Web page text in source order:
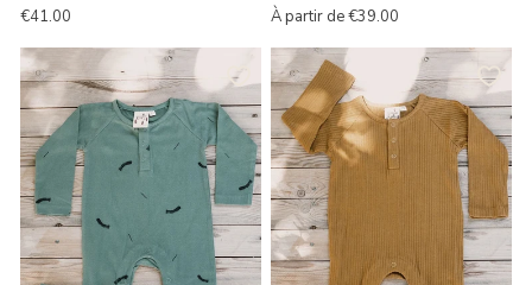
Prix habituel
€41.00 Prix habituel
À partir de €39.00
Grenouillère
Jam
Baby
Strokes
Vert
Grenouillère
bébé
Jam
vert
jade